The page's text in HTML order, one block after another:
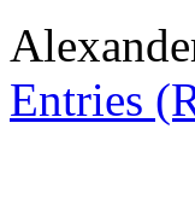
Entries